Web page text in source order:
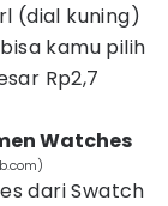
(dial kuning)
kamu pilih
Rp2,7
Watches
dari Swatch